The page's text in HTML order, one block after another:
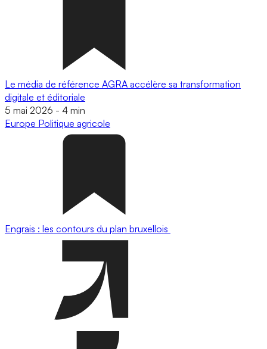
Le média de référence AGRA accélère sa transformation
digitale et éditoriale
5 mai 2026 - 4 min
Europe Politique agricole
Engrais : les contours du plan bruxellois